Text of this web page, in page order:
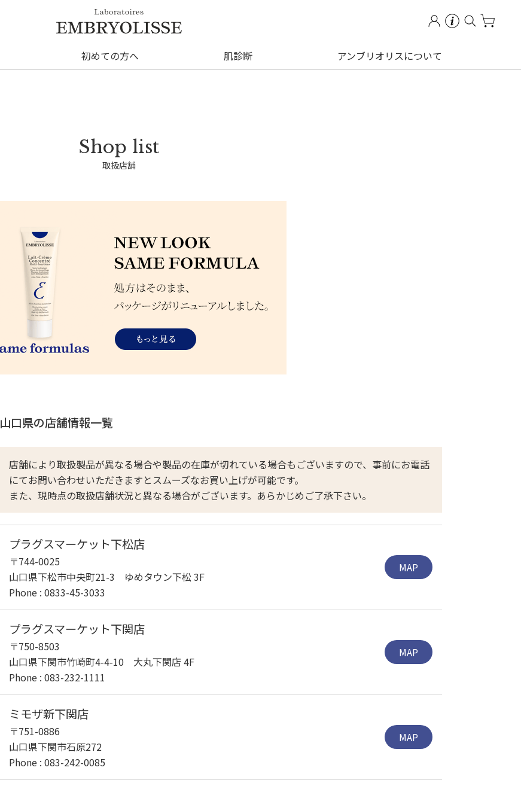
初めての方へ 肌診断 アンブリオリスについて
取扱店舗
山口県の店舗情報一覧
店舗により取扱製品が異なる場合や製品の在庫が切れている場合もございますので、事前にお電話
にてお問い合わせいただきますとスムーズなお買い上げが可能です。
また、現時点の取扱店舗状況と異なる場合がございます。あらかじめご了承下さい。
プラグスマーケット下松店
〒744-0025
山口県下松市中央町21-3 ゆめタウン下松 3F
Phone : 0833-45-3033
MAP
プラグスマーケット下関店
〒750-8503
山口県下関市竹崎町4-4-10 大丸下関店 4F
Phone : 083-232-1111
MAP
ミモザ新下関店
〒751-0886
山口県下関市石原272
Phone : 083-242-0085
MAP